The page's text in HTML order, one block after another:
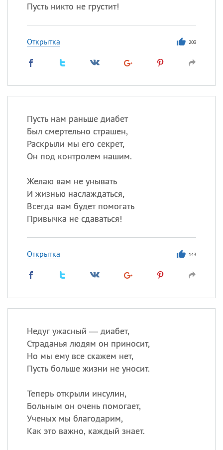
Пусть никто не грустит!
Открытка 203
Пусть нам раньше диабет
Был смертельно страшен,
Раскрыли мы его секрет,
Он под контролем нашим.
Желаю вам не унывать
И жизнью наслаждаться,
Всегда вам будет помогать
Привычка не сдаваться!
Открытка 143
Недуг ужасный — диабет,
Страданья людям он приносит,
Но мы ему все скажем нет,
Пусть больше жизни не уносит.
Теперь открыли инсулин,
Больным он очень помогает,
Ученых мы благодарим,
Как это важно, каждый знает.